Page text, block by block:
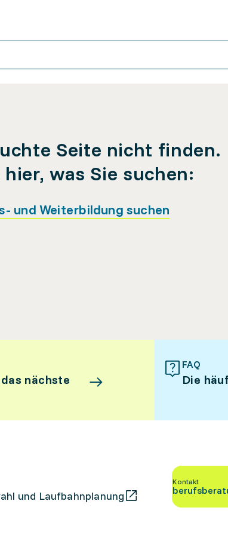
Seite nicht finden.
was Sie suchen:
und Weiterbildung suchen
nächste
FAQ
Die
und Laufbahnplanung
Kontakt